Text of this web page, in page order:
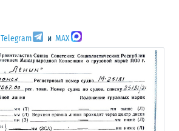
Telegram и MAX